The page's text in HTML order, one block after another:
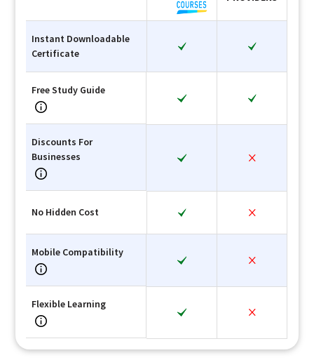
Instant Downloadable
Certificate
Free Study Guide
Discounts For
Businesses
No Hidden Cost
Mobile Compatibility
Flexible Learning